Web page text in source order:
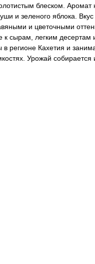
блеском.
и зеленого яблока.
и цветочными
к сырам, легким
регионе Кахетия и
Урожай